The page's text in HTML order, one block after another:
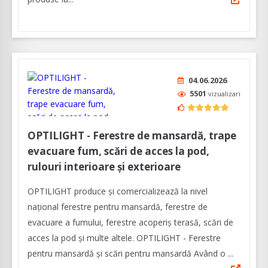
04.06.2026
5501 vizualizari
OPTILIGHT - Ferestre de mansardă, trape
evacuare fum, scări de acces la pod,
rulouri interioare și exterioare
OPTILIGHT produce şi comercializează la nivel
naţional ferestre pentru mansardă, ferestre de
evacuare a fumului, ferestre acoperiş terasă, scări de
acces la pod și multe altele. OPTILIGHT - Ferestre
pentru mansardă şi scări pentru mansardă Având o ...